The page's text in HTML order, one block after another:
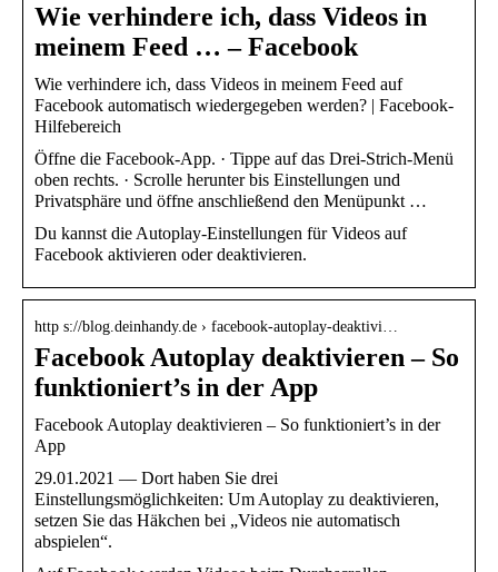
Wie verhindere ich, dass Videos in
meinem Feed … – Facebook
Wie verhindere ich, dass Videos in meinem Feed auf
Facebook automatisch wiedergegeben werden? | Facebook-
Hilfebereich
Öffne die Facebook-App. · Tippe auf das Drei-Strich-Menü
oben rechts. · Scrolle herunter bis Einstellungen und
Privatsphäre und öffne anschließend den Menüpunkt …
Du kannst die Autoplay-Einstellungen für Videos auf
Facebook aktivieren oder deaktivieren.
http s://blog.deinhandy.de › facebook-autoplay-deaktivi…
Facebook Autoplay deaktivieren – So
funktioniert’s in der App
Facebook Autoplay deaktivieren – So funktioniert’s in der
App
29.01.2021 — Dort haben Sie drei
Einstellungsmöglichkeiten: Um Autoplay zu deaktivieren,
setzen Sie das Häkchen bei „Videos nie automatisch
abspielen“.